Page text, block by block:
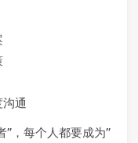
通
”，每个人都要成为”